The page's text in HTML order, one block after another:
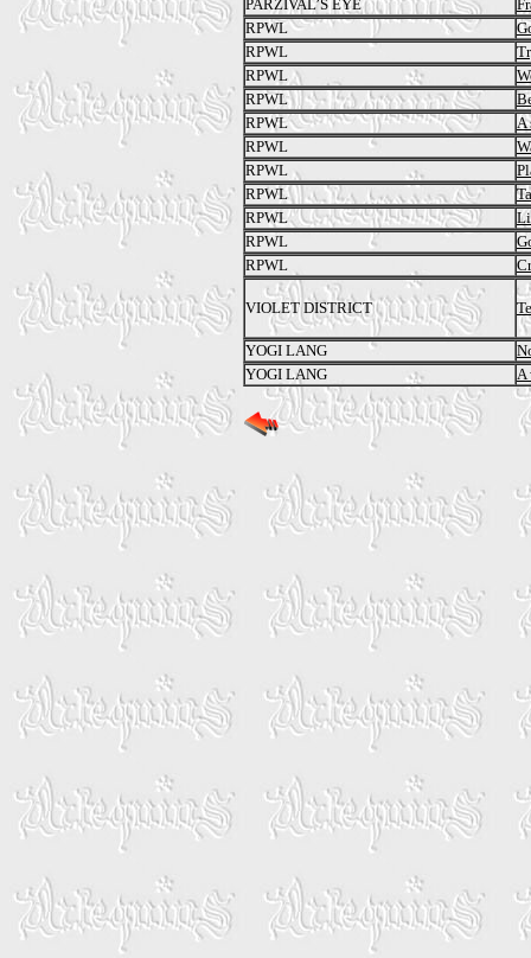
PARZIVAL’S EYE
RPWL
RPWL
RPWL
RPWL
RPWL
A
RPWL
RPWL
RPWL
RPWL
RPWL
RPWL
VIOLET DISTRICT
YOGI LANG
YOGI LANG
A